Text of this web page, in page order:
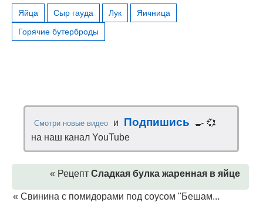
Яйца Сыр гауда Лук
Яичница
Горячие бутерброды
Смотри новые видео и Подпишись
🍳 💞
на наш канал YouTube
« Рецепт Сладкая булка жаренная в яйце
« Свинина с помидорами под соусом "Бешам...